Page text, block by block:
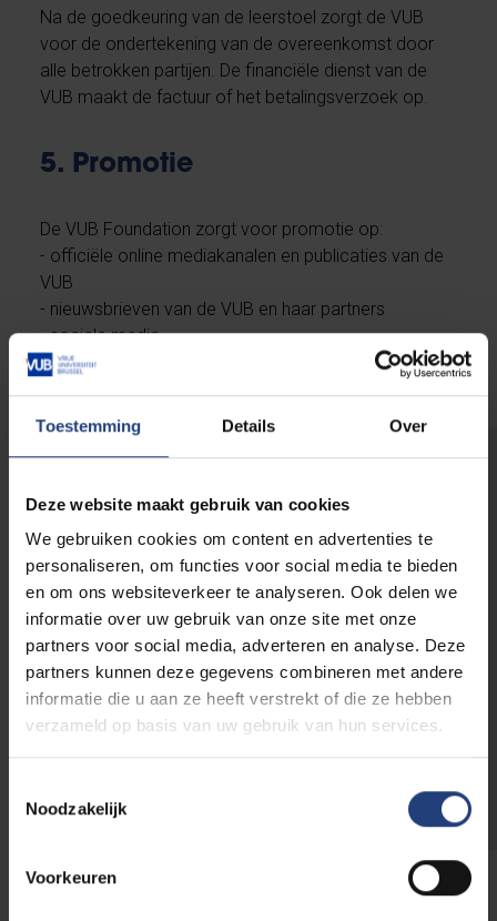
Toestemming Details Over
Deze website maakt gebruik van cookies
We gebruiken cookies om content en advertenties te
personaliseren, om functies voor social media te bieden
en om ons websiteverkeer te analyseren. Ook delen we
informatie over uw gebruik van onze site met onze
partners voor social media, adverteren en analyse. Deze
partners kunnen deze gegevens combineren met andere
informatie die u aan ze heeft verstrekt of die ze hebben
verzameld op basis van uw gebruik van hun services.
Noodzakelijk
Voorkeuren
Na de goedkeuring van de leerstoel zorgt de VUB
voor de ondertekening van de overeenkomst door
alle betrokken partijen. De financiële dienst van de
VUB maakt de factuur of het betalingsverzoek op.
5. Promotie
De VUB Foundation zorgt voor promotie op:
- officiële online mediakanalen en publicaties van de
VUB
- nieuwsbrieven van de VUB en haar partners
- sociale media
Een financiële bijdrage aan de VUB is niet
alleen maatschappelijk, maar ook fiscaal
interessant. Bedrijven en organisaties hebben
voor hun bijdrage aan een leerstoel recht op
belastingaftrek of eenaftrekpost als
bedrijfsuitgave.
Bekijk alle fiscale voordelen
voor particulieren en bedrijven
.